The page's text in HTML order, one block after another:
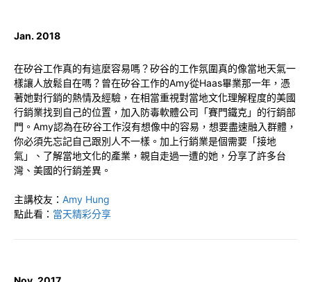
Jan. 2018
在矽谷工作真的有這麼容易嗎？矽谷的工作氛圍真的像當地天氣一
樣讓人放鬆自在嗎？曾在矽谷工作的Amy從Haas畢業那一年，憑
著她對行銷的熱情及經驗，在相當重視對當地文化理解程度的美國
行銷業找到自己的位置，加入防毒軟體公司「賽門鐵克」的行銷部
門。Amy認為在矽谷工作沒有想像中的容易，想要盡速融入群體，
你必須先忘記自己跟別人不一樣。加上行銷業是個需要「接地
氣」、了解當地文化的產業，親自走過一遭的她，分享了許多台
灣、美國的行銷差異。
主講校友： Amy Hung
點此看： 當天精彩分享